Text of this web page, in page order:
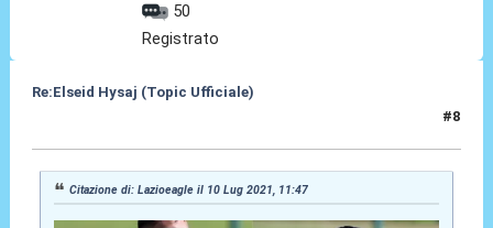
50
Registrato
Re:Elseid Hysaj (Topic Ufficiale)
#8
Citazione di: Lazioeagle il 10 Lug 2021, 11:47